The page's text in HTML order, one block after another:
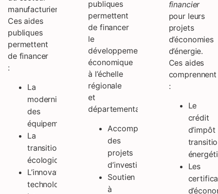
manufacturier.
Ces aides
publiques
permettent
de financer
:
La
modernisation
des
équipements
La
transition
écologique
L’innovation
technologique
publiques
permettent
de financer
le
développement
économique
à l’échelle
régionale
et
départementale.
Accompagnement
des
projets
d’investissement
Soutien
à
financier
pour leurs
projets
d’économies
d’énergie.
Ces aides
comprennent
:
Le
crédit
d’impôt
Les